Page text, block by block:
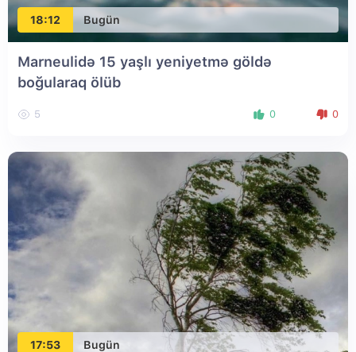
18:12 Bugün
Marneulidə 15 yaşlı yeniyetmə göldə
boğularaq ölüb
5 0 0
17:53 Bugün